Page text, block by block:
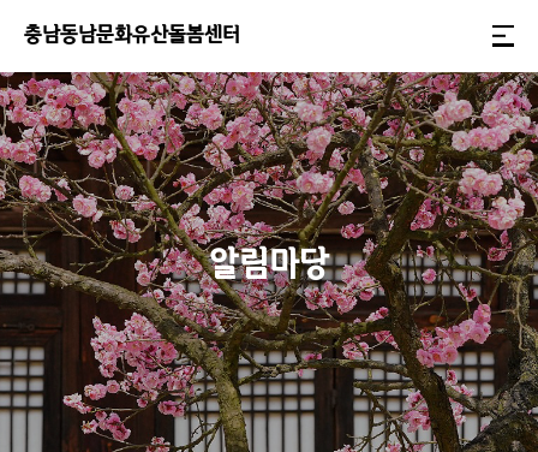
충남동남문화유산돌봄센터
알림마당